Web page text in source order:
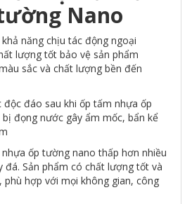
Nano
năng chịu tác động ngoại
lượng tốt bảo vệ sản phẩm
sắc và chất lượng bền đến
đáo sau khi ốp tấm nhựa ốp
đọng nước gây ẩm mốc, bẩn kể
ốp tường nano thấp hơn nhiều
đá. Sản phẩm có chất lượng tốt và
hợp với mọi không gian, công